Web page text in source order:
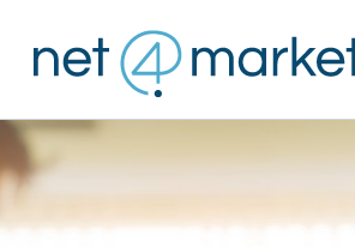
contenuto